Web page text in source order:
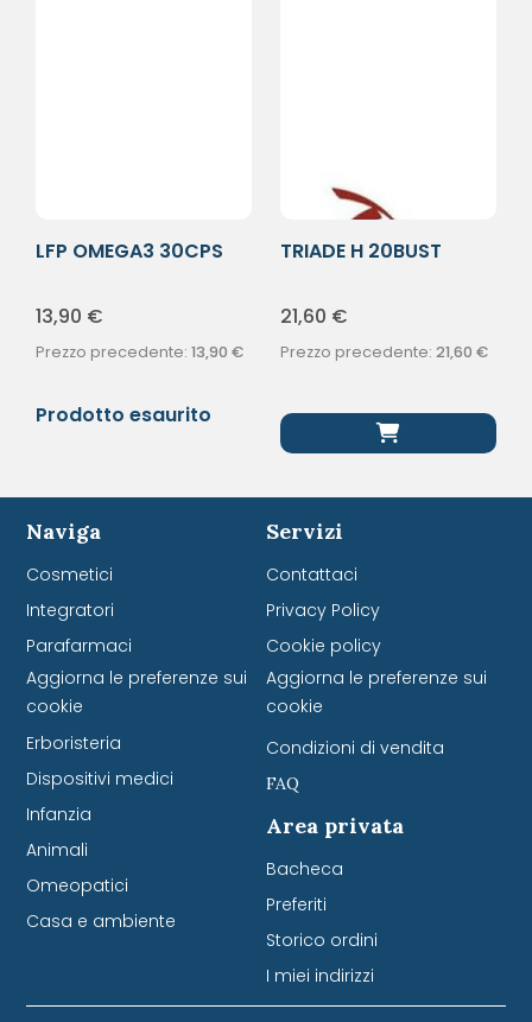
LFP OMEGA3 30CPS
13,90 €
Prezzo precedente: 13,90 €
Prodotto esaurito
TRIADE H 20BUST
21,60 €
Prezzo precedente: 21,60 €
Naviga
Cosmetici
Integratori
Parafarmaci
Aggiorna le preferenze sui
cookie
Erboristeria
Dispositivi medici
Infanzia
Animali
Omeopatici
Casa e ambiente
Servizi
Contattaci
Privacy Policy
Cookie policy
Aggiorna le preferenze sui
cookie
Condizioni di vendita
FAQ
Area privata
Bacheca
Preferiti
Storico ordini
I miei indirizzi